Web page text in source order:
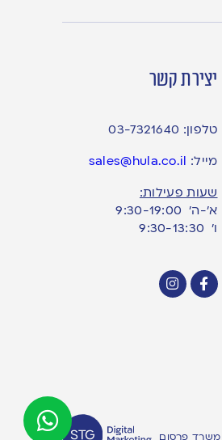
יצירת קשר
טלפון: 03-7321640
מייל: sales@hula.co.il
שעות פעילות:
א’-ה’ 9:30-19:00
ו׳ 9:30-13:30
משרד פרסום